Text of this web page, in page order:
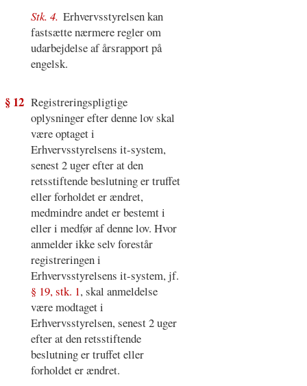
Stk. 4. Erhvervsstyrelsen kan
fastsætte nærmere regler om
udarbejdelse af årsrapport på
engelsk.
§ 12 Registreringspligtige
oplysninger efter denne lov skal
være optaget i
Erhvervsstyrelsens it-system,
senest 2 uger efter at den
retsstiftende beslutning er truffet
eller forholdet er ændret,
medmindre andet er bestemt i
eller i medfør af denne lov. Hvor
anmelder ikke selv forestår
registreringen i
Erhvervsstyrelsens it-system, jf.
§ 19, stk. 1, skal anmeldelse
være modtaget i
Erhvervsstyrelsen, senest 2 uger
efter at den retsstiftende
beslutning er truffet eller
forholdet er ændret.